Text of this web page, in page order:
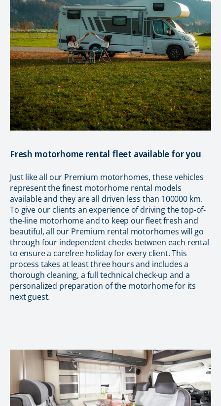
Fresh motorhome rental fleet available for you
Just like all our Premium motorhomes, these vehicles
represent the finest motorhome rental models
available and they are all driven less than 100000 km.
To give our clients an experience of driving the top-of-
the-line motorhome and to keep our fleet fresh and
beautiful, all our Premium rental motorhomes will go
through four independent checks between each rental
to ensure a carefree holiday for every client. This
process takes at least three hours and includes a
thorough cleaning, a full technical check-up and a
personalized preparation of the motorhome for its
next guest.